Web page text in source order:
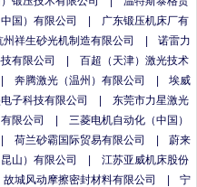
国）有限公司 |
广东锻压机床厂有
州祥生砂光机制造有限公司 |
诺雷力
有限公司 |
百超（天津）激光技术
| 奔腾激光（温州）有限公司 |
埃威
子科技有限公司 |
东莞市力星激光
限公司 |
三菱电机自动化（中国）
| 荷兰砂霸国际贸易有限公司 |
蔚来
山）有限公司 |
江苏亚威机床股份
故城风动摩擦密封材料有限公司 |
宁